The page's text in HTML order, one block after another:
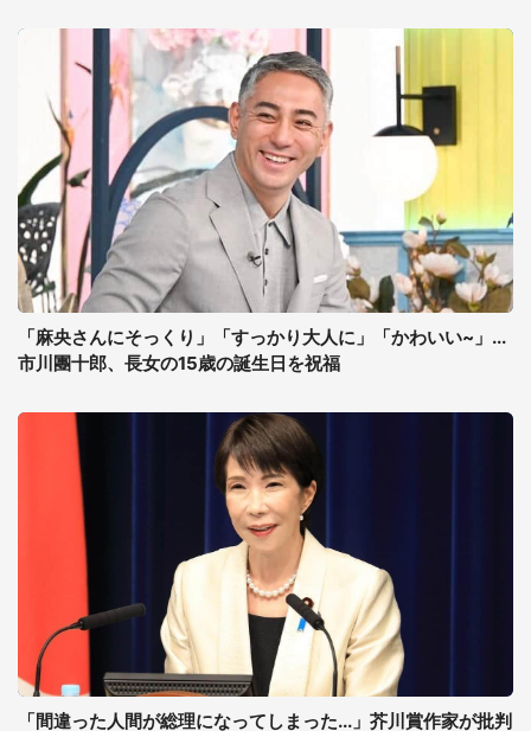
「麻央さんにそっくり」「すっかり大人に」「かわいい~」...
市川團十郎、長女の15歳の誕生日を祝福
「間違った人間が総理になってしまった...」芥川賞作家が批判